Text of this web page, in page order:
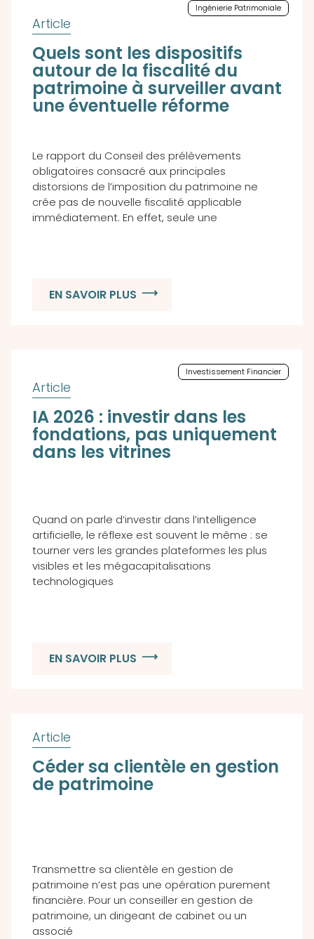
Ingénierie Patrimoniale
Quels sont les dispositifs
autour de la fiscalité du
patrimoine à surveiller avant
une éventuelle réforme
Le rapport du Conseil des prélèvements
obligatoires consacré aux principales
distorsions de l’imposition du patrimoine ne
crée pas de nouvelle fiscalité applicable
immédiatement. En effet, seule une
EN SAVOIR PLUS
Investissement Financier
IA 2026 : investir dans les
fondations, pas uniquement
dans les vitrines
Quand on parle d’investir dans l’intelligence
artificielle, le réflexe est souvent le même : se
tourner vers les grandes plateformes les plus
visibles et les mégacapitalisations
technologiques
EN SAVOIR PLUS
Céder sa clientèle en gestion
de patrimoine
Transmettre sa clientèle en gestion de
patrimoine n’est pas une opération purement
financière. Pour un conseiller en gestion de
patrimoine, un dirigeant de cabinet ou un
associé